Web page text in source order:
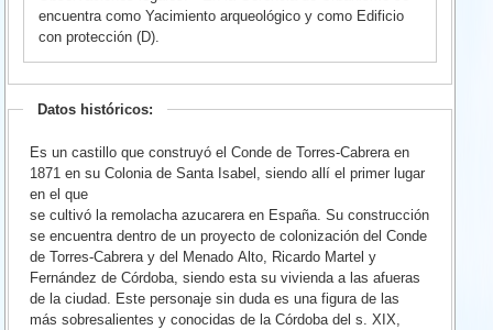
encuentra como Yacimiento arqueológico y como Edificio
con protección (D).
Datos históricos:
Es un castillo que construyó el Conde de Torres-Cabrera en
1871 en su Colonia de Santa Isabel, siendo allí el primer lugar
en el que
se cultivó la remolacha azucarera en España. Su construcción
se encuentra dentro de un proyecto de colonización del Conde
de Torres-Cabrera y del Menado Alto, Ricardo Martel y
Fernández de Córdoba, siendo esta su vivienda a las afueras
de la ciudad. Este personaje sin duda es una figura de las
más sobresalientes y conocidas de la Córdoba del s. XIX,